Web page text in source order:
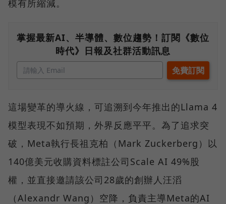
模有所縮減。
掌握最新AI、半導體、數位趨勢！訂閱《數位
時代》日報及社群活動訊息
這場變革的導火線，可追溯到今年推出的Llama 4
模型表現不如預期，外界反應平平。為了追求突
破，Meta執行長祖克柏（Mark Zuckerberg）以
140億美元收購資料標註公司Scale AI 49%股
權，並直接邀請該公司28歲的創辦人汪滔
（Alexandr Wang）空降，負責主導Meta的AI